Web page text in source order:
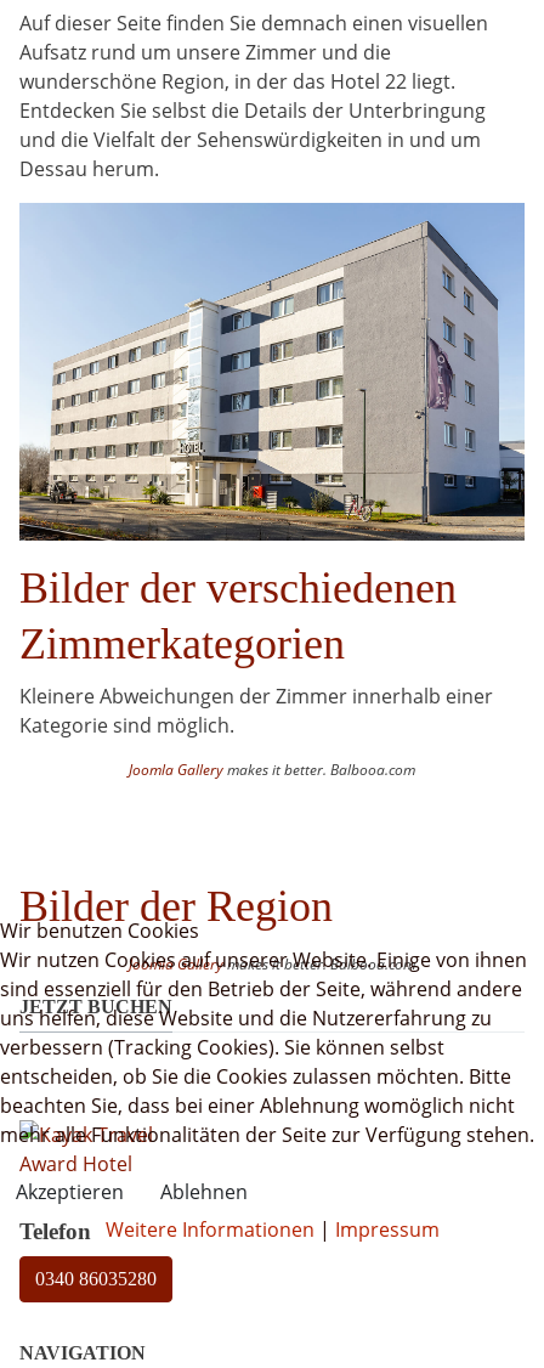
Auf dieser Seite finden Sie demnach einen visuellen
Aufsatz rund um unsere Zimmer und die
wunderschöne Region, in der das Hotel 22 liegt.
Entdecken Sie selbst die Details der Unterbringung
und die Vielfalt der Sehenswürdigkeiten in und um
Dessau herum.
Bilder der verschiedenen
Zimmerkategorien
Kleinere Abweichungen der Zimmer innerhalb einer
Kategorie sind möglich.
Joomla Gallerymakes it better. Balbooa.com
Bilder der Region
Joomla Gallerymakes it better. Balbooa.com
JETZT BUCHEN
Telefon
0340 86035280
NAVIGATION
Wir benutzen Cookies
Wir nutzen Cookies auf unserer Website. Einige von ihnen
sind essenziell für den Betrieb der Seite, während andere
uns helfen, diese Website und die Nutzererfahrung zu
verbessern (Tracking Cookies). Sie können selbst
entscheiden, ob Sie die Cookies zulassen möchten. Bitte
beachten Sie, dass bei einer Ablehnung womöglich nicht
mehr alle Funktionalitäten der Seite zur Verfügung stehen.
Akzeptieren
Ablehnen
Weitere Informationen | Impressum